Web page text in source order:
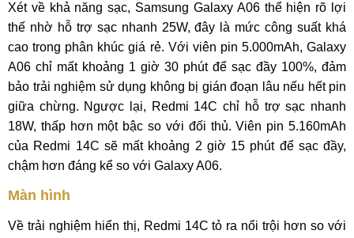
Xét về khả năng sạc, Samsung Galaxy A06 thể hiện rõ lợi
thế nhờ hỗ trợ sạc nhanh 25W, đây là mức công suất khá
cao trong phân khúc giá rẻ. Với viên pin 5.000mAh, Galaxy
A06 chỉ mất khoảng 1 giờ 30 phút để sạc đầy 100%, đảm
bảo trải nghiệm sử dụng không bị gián đoạn lâu nếu hết pin
giữa chừng. Ngược lại, Redmi 14C chỉ hỗ trợ sạc nhanh
18W, thấp hơn một bậc so với đối thủ. Viên pin 5.160mAh
của Redmi 14C sẽ mất khoảng 2 giờ 15 phút để sạc đầy,
chậm hơn đáng kể so với Galaxy A06.
Màn hình
Về trải nghiệm hiển thị, Redmi 14C tỏ ra nổi trội hơn so với